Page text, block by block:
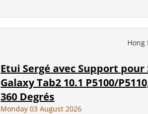
Hong
Etui Sergé avec Support pour
Galaxy Tab2 10.1 P5100/
360 Degrés
Monday 03 August 2026